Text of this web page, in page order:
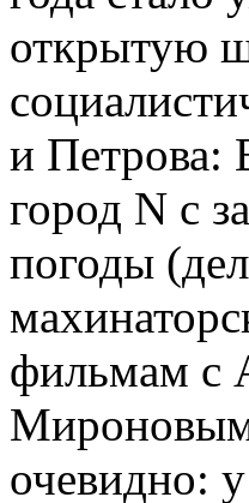
открытую
и Петрова:
город N с
погоды
фильмам с
очевидно: